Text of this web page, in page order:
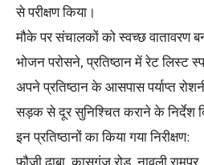
से परीक्षण किया।
मौके पर संचालकों को स्वच्छ वातावरण
भोजन परोसने, प्रतिष्ठान में रेट लिस्ट
अपने प्रतिष्ठान के आसपास पर्याप्त
सड़क से दूर सुनिश्चित कराने के निर्देश
इन प्रतिष्ठानों का किया गया निरीक्षण: